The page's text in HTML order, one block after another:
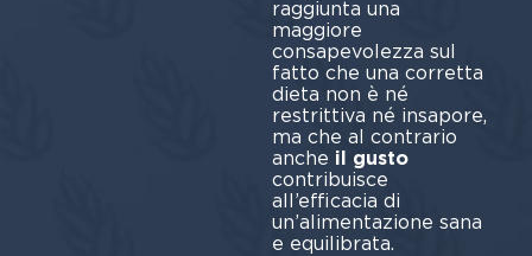
raggiunta una
maggiore
consapevolezza sul
fatto che una corretta
dieta non è né
restrittiva né insapore,
ma che al contrario
anche il gusto
contribuisce
all’efficacia di
un’alimentazione sana
e equilibrata.